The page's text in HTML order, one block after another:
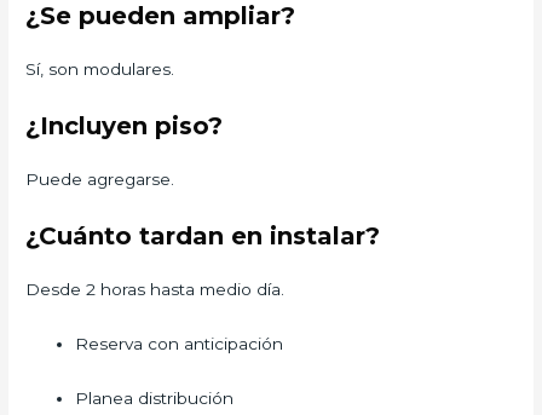
¿Se pueden ampliar?
Sí, son modulares.
¿Incluyen piso?
Puede agregarse.
¿Cuánto tardan en instalar?
Desde 2 horas hasta medio día.
Reserva con anticipación
Planea distribución